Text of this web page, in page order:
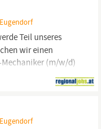
Teil unseres
wir einen
Mechaniker (m/w/d)
Stunden/Woche